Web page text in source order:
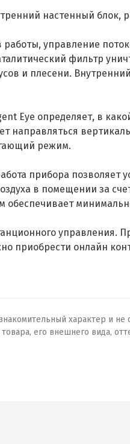
настенный блок,
управление
фильтр
и плесени.
Eye определяет, в
направляться
режим.
прибора позволяет
в помещении за
управления.
приобрести онлайн
характер и не
его внешнего вида,